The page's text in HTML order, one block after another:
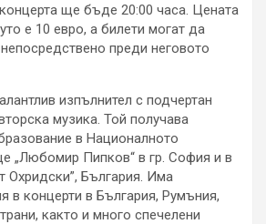
ще бъде 20:00 часа. Цената
е 10 евро, а билети могат да
преди неговото
изпълнител с подчертан
музика. Той получава
в Националното
„Любомир Пипков“ в гр. София и в
Охридски”, България. Има
в концерти в България, Румъния,
както и много спечелени